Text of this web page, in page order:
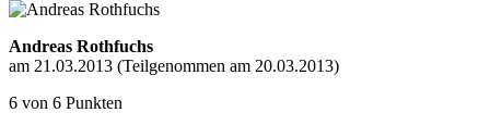
Andreas Rothfuchs
am 21.03.2013 (Teilgenommen am 20.03.2013)
6 von 6 Punkten